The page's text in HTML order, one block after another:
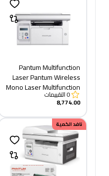
Pantum Multifunction
Laser Pantum Wireless
Mono Laser Multifunction
Printer, White -
M6509NW +TONER 219
0التقييمات
8,774.00
نافد الكمية